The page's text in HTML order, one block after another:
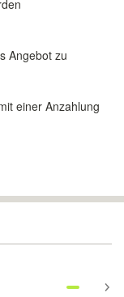
Angebot zu
einer Anzahlung